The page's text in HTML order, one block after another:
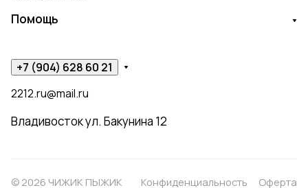
Помощь
+7 (904) 628 60 21
2212.ru@mail.ru
Владивосток ул. Бакунина 12
© 2026 ЧИЖИК ПЫЖИК Конфиденциальность Оферта